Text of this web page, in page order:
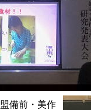
備前・美作